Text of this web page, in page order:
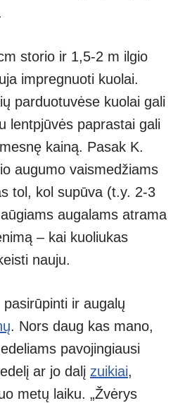
storio ir 1,5-2 m ilgio
impregnuoti kuolai.
parduotuvėse kuolai gali
lentpjūvės paprastai gali
kainą. Pasak K.
augumo vaismedžiams
tol, kol supūva (t.y. 2-3
augalams atrama
– kai kuoliukas
nauju.
ir augalų
. Nors daug kas mano,
pavojingiausi
ar jo dalį zuikiai,
metų laiku. „Žvėrys